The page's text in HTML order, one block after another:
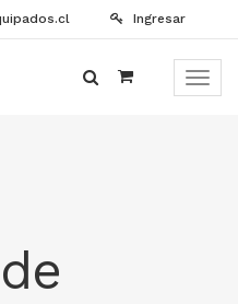
Ingresar
Menú